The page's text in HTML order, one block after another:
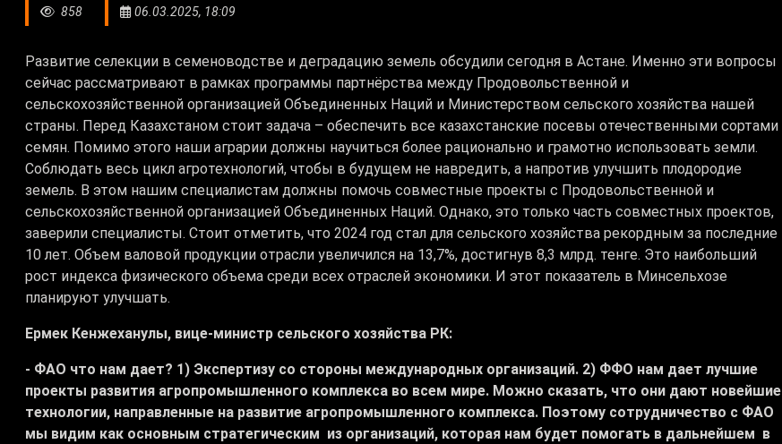
858 06.03.2025, 18:09
Развитие селекции в семеноводстве и деградацию земель обсудили сегодня в Астане. Именно эти вопросы
сейчас рассматривают в рамках программы партнёрства между Продовольственной и
сельскохозяйственной организацией Объединенных Наций и Министерством сельского хозяйства нашей
страны. Перед Казахстаном стоит задача – обеспечить все казахстанские посевы отечественными сортами
семян. Помимо этого наши аграрии должны научиться более рационально и грамотно использовать земли.
Соблюдать весь цикл агротехнологий, чтобы в будущем не навредить, а напротив улучшить плодородие
земель. В этом нашим специалистам должны помочь совместные проекты с Продовольственной и
сельскохозяйственной организацией Объединенных Наций. Однако, это только часть совместных проектов,
заверили специалисты. Стоит отметить, что 2024 год стал для сельского хозяйства рекордным за последние
10 лет. Объем валовой продукции отрасли увеличился на 13,7%, достигнув 8,3 млрд. тенге. Это наибольший
рост индекса физического объема среди всех отраслей экономики. И этот показатель в Минсельхозе
планируют улучшать.
Ермек Кенжеханулы, вице-министр сельского хозяйства РК:
- ФАО что нам дает? 1) Экспертизу со стороны международных организаций. 2) ФФО нам дает лучшие
проекты развития агропромышленного комплекса во всем мире. Можно сказать, что они дают новейшие
технологии, направленные на развитие агропромышленного комплекса. Поэтому сотрудничество с ФАО
мы видим как основным стратегическим из организаций, которая нам будет помогать в дальнейшем в